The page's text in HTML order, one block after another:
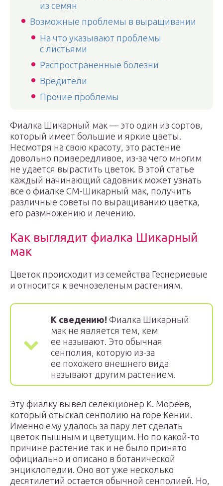
из семян
Возможные проблемы в выращивании
На что указывают проблемы
с листьями
Распространенные болезни
Вредители
Прочие проблемы
Фиалка Шикарный мак — это один из сортов,
который имеет большие и яркие цветы.
Несмотря на свою красоту, это растение
довольно привередливое, из-за чего многим
не удается вырастить цветок. В этой статье
каждый начинающий садовник может узнать
все о фиалке СМ-Шикарный мак, получить
различные советы по выращиванию цветка,
его размножению и лечению.
Как выглядит фиалка Шикарный
мак
Цветок происходит из семейства Геснериевые
и относится к вечнозеленым растениям.
К сведению! Фиалка Шикарный
мак не является тем, кем
ее называют. Это обычная
сенполия, которую из-за
ее похожего внешнего вида
называют другим растением.
Эту фиалку вывел селекционер К. Мореев,
который отыскал сенполию на горе Кении.
Именно ему удалось за пару лет сделать
цветок пышным и цветущим. Но по какой-то
причине растение так и не было принято
официально и описано в ботанической
энциклопедии. Оно вот уже несколько
десятилетий остается обычной сенполией. Но,